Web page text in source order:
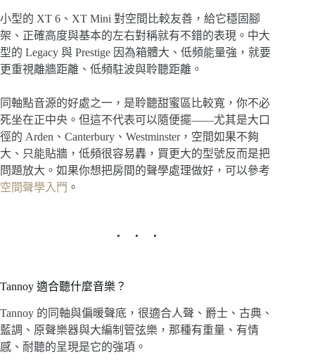
小型的 XT 6、XT Mini 對空間比較友善，給它穩固腳
架、正確高度與基本的左右對稱就有不錯的表現。中大
型的 Legacy 與 Prestige 因為箱體大、低頻能量強，就要
更重視離牆距離、低頻駐波與聆聽距離。
同軸點音源的好處之一，是聆聽甜蜜區比較寬，你不必
死坐在正中央。但這不代表可以隨便擺——尤其是大口
徑的 Arden、Canterbury、Westminster，空間如果不夠
大、只能貼牆，低頻很容易轟，買更大的型號反而是把
問題放大。如果你想把房間的聲學處理做好，可以參考
空間聲學入門 。
Tannoy 適合聽什麼音樂？
Tannoy 的同軸與偏暖聲底，很適合人聲、爵士、古典、
藍調、原聲樂器與大編制管弦樂，那種有重量、有情
感、耐聽的呈現是它的強項。